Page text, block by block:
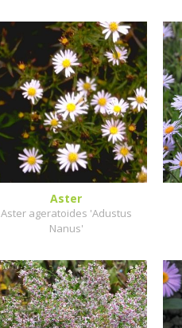
Aster
Aster ageratoides 'Adustus
Nanus'